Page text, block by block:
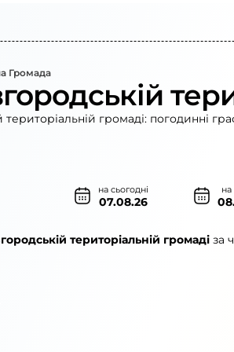
Громада
громаді: погодинні
на сьогодні
07.08.26
на
територіальній громаді за